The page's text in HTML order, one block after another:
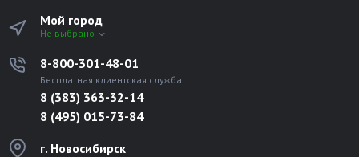
Мой город
Не выбрано
8-800-301-48-01
Бесплатная клиентская служба
8 (383) 363-32-14
8 (495) 015-73-84
г. Новосибирск